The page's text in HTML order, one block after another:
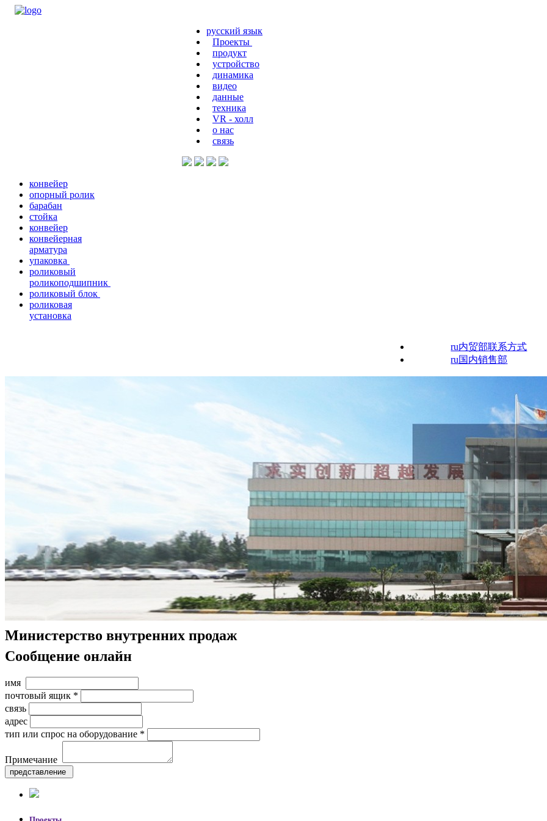
русский язык
Проекты
продукт
устройство
динамика
видео
данные
техника
VR - холл
о нас
связь
конвейер
опорный ролик
барабан
стойка
конвейер
конвейерная
арматура
упаковка
роликовый
роликоподшипник
роликовый блок
роликовая
установка
ru内贸部联系方式
ru国内销售部
Министерство внутренних продаж
Сообщение онлайн
имя
почтовый ящик *
связь
адрес
тип или спрос на оборудование *
Примечание